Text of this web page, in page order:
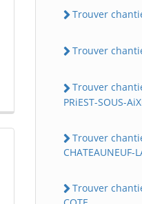
Trouver
Trouver
Trouver
PRiEST-SOUS-
Trouver
CHATEAUNEUF-
Trouver